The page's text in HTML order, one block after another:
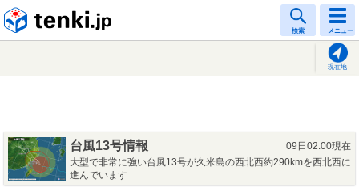
検索 メニュー
現在地
台風13号情報
09日02:00現在
大型で非常に強い台風13号が久米島の西北西約290kmを西北西に
進んでいます